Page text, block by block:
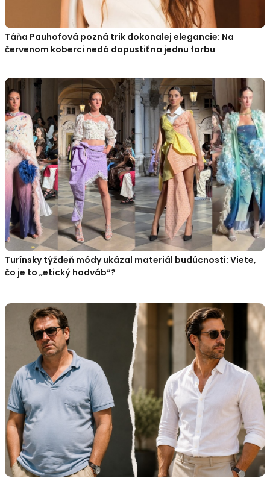
Táňa Pauhofová pozná trik dokonalej elegancie: Na
červenom koberci nedá dopustiť na jednu farbu
Turínsky týždeň módy ukázal materiál budúcnosti: Viete,
čo je to „etický hodváb“?